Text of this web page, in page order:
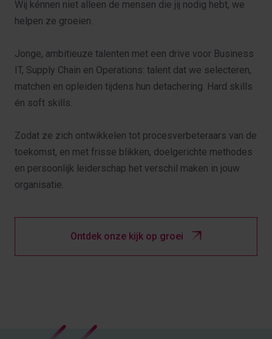
Wij kénnen niet alleen de mensen die jij nodig hebt, we
helpen ze groeien.
Jonge, ambitieuze talenten met een drive voor Business
IT, Supply Chain en Operations: talent dat we selecteren,
matchen en opleiden tijdens hun detachering. Hard skills
én soft skills.
Zodat ze zich ontwikkelen tot procesverbeteraars van de
toekomst, en met frisse blikken, doelgerichte methodes
en persoonlijk leiderschap het verschil maken in jouw
organisatie.
Ontdek onze kijk op groei